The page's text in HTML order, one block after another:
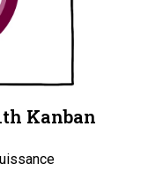
Kanban